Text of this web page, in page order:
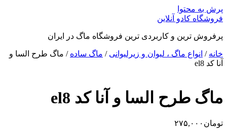
پرش به محتوا
فروشگاه کادو آنلاین
پرفروش ترین و کاربردی ترین فروشگاه ماگ در ایران
خانه / انواع ماگ ، لیوان و زیرلیوانی / ماگ ساده / ماگ طرح السا و
آنا کد el8
ماگ طرح السا و آنا کد el8
تومان ۲۷۵,۰۰۰